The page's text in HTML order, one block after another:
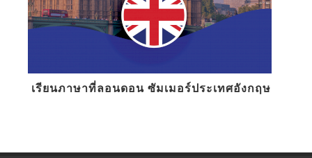
เรียนภาษาที่ลอนดอน ซัมเมอร์ประเทศอังกฤษ